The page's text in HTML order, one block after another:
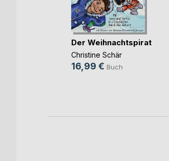
Der Weihnachtspirat
Christine Schär
16,99 € Buch